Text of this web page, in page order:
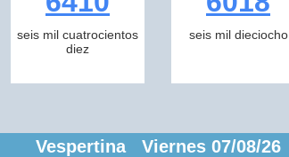
seis mil cuatrocientos
diez
seis mil dieciocho
Vespertina Viernes 07/08/26